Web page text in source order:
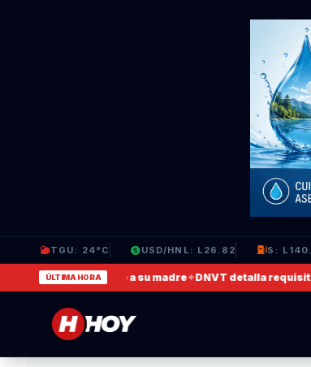
TGU: 24°C USD/HNL: L26.82 S:
ÚLTIMA HORA
en que agrede a su madre✦DNVT detalla requisitos